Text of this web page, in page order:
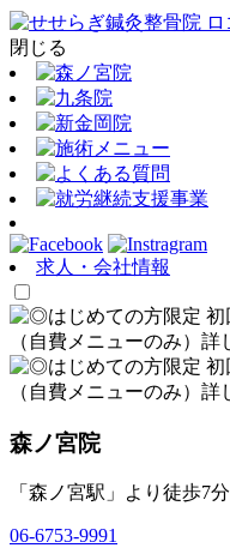
閉じる
求人・会社情報
森ノ宮院
「森ノ宮駅」より徒歩7分
06-6753-9991